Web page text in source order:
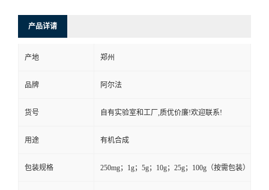
言
产品详请
产地 郑州
品牌 阿尔法
货号 自有实验室和工厂,质优价廉!欢迎联系!
用途 有机合成
包装规格 250mg；1g；5g；10g；25g；100g（按需包装）